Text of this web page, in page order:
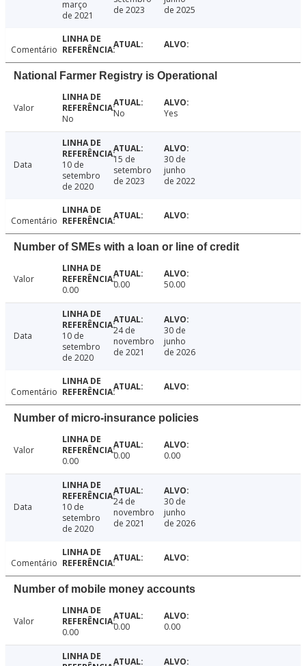
março
de 2021
de 2023
de 2025
Comentário
National Farmer Registry is Operational
Valor
No
No Yes
Data
10 de
setembro
de 2020
15 de
setembro
de 2023
30 de
junho
de 2022
Comentário
Number of SMEs with a loan or line of credit
Valor
0.00
0.00 50.00
Data
10 de
setembro
de 2020
24 de
novembro
de 2021
30 de
junho
de 2026
Comentário
Number of micro-insurance policies
Valor
0.00
0.00 0.00
Data
10 de
setembro
de 2020
24 de
novembro
de 2021
30 de
junho
de 2026
Comentário
Number of mobile money accounts
Valor
0.00
0.00 0.00